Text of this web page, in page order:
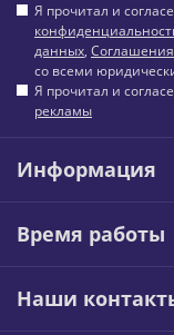
Я прочитал и
данных,
со всеми
Я прочитал и
рекламы
Информация
Время работы
Наши